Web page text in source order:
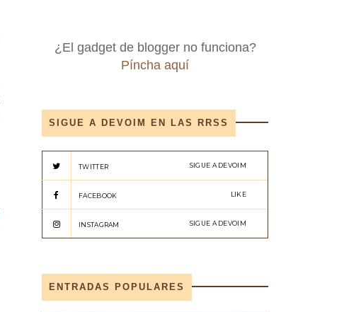
¿El gadget de blogger no funciona?
Píncha aquí
SIGUE A DEVOIM EN LAS RRSS
TWITTER SIGUE A DEVOIM
FACEBOOK LIKE
INSTAGRAM SIGUE A DEVOIM
ENTRADAS POPULARES